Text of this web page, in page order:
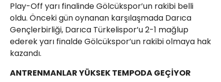
Play-Off yarı finalinde Gölcükspor’un rakibi belli
oldu. Önceki gün oynanan karşılaşmada Darıca
Gençlerbirliği, Darıca Türkelispor’u 2-1 mağlup
ederek yarı finalde Gölcükspor’un rakibi olmaya hak
kazandı.
ANTRENMANLAR YÜKSEK TEMPODA GEÇİYOR